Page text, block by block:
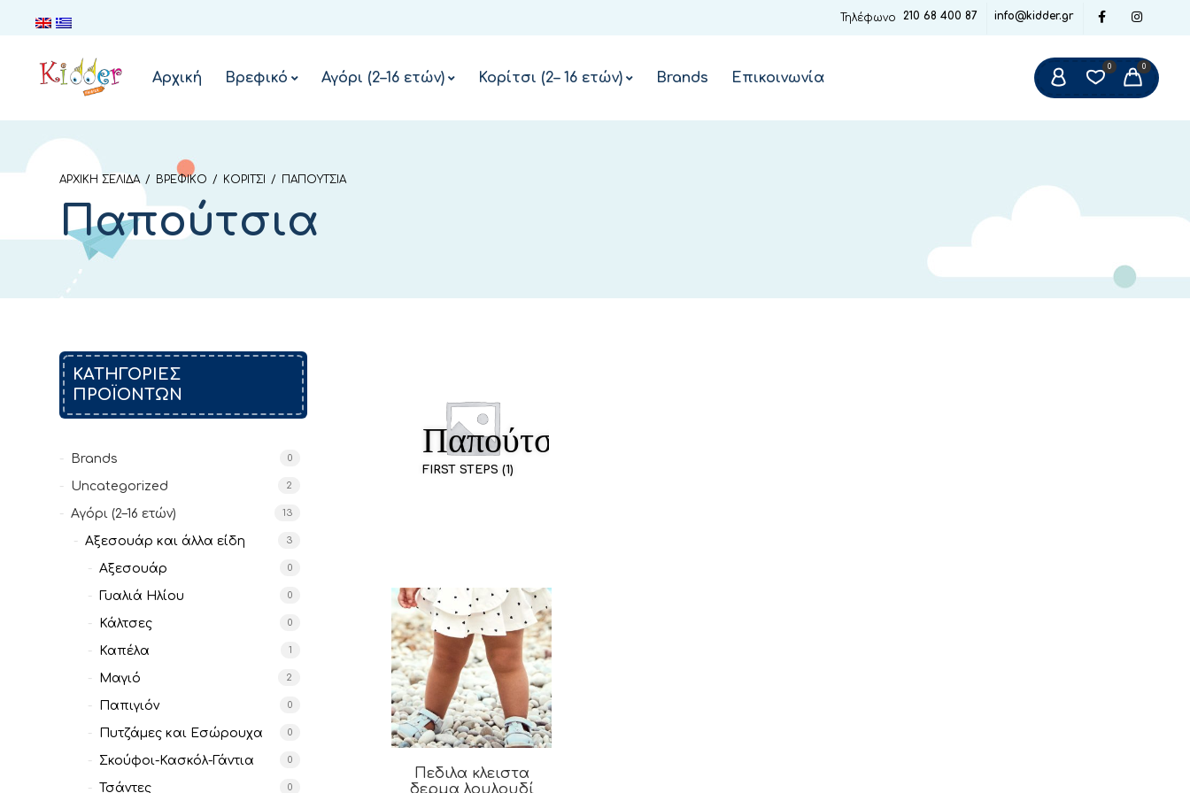
Τηλέφωνο 210 68 400 87 info@kidder.gr
0
0
Αρχική Βρεφικό Αγόρι (2–16 ετών) Κορίτσι (2– 16 ετών) Brands Επικοινωνία
ΑΡΧΙΚΉ ΣΕΛΊΔΑ / ΒΡΕΦΙΚΌ / ΚΟΡΊΤΣΙ / ΠΑΠΟΎΤΣΙΑ
Παπούτσια
Παπούτσια
FIRST STEPS (1)
Πεδιλα κλειστα
δερμα λουλουδί
ΚΑΤΗΓΟΡΙΕΣ
ΠΡΟΪΟΝΤΩΝ
Brands 0
Uncategorized 2
Αγόρι (2–16 ετών) 13
Αξεσουάρ και άλλα είδη 3
Αξεσουάρ 0
Γυαλιά Ηλίου 0
Κάλτσες 0
Καπέλα 1
Μαγιό 2
Παπιγιόν 0
Πυτζάμες και Εσώρουχα 0
Σκούφοι-Κασκόλ-Γάντια 0
Τσάντες 0